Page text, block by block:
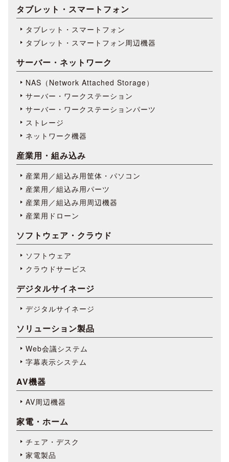
タブレット・スマートフォン
タブレット・スマートフォン
タブレット・スマートフォン周辺機器
サーバー・ネットワーク
NAS（Network Attached Storage）
サーバー・ワークステーション
サーバー・ワークステーションパーツ
ストレージ
ネットワーク機器
産業用・組み込み
産業用／組込み用筐体・パソコン
産業用／組込み用パーツ
産業用／組込み用周辺機器
産業用ドローン
ソフトウェア・クラウド
ソフトウェア
クラウドサービス
デジタルサイネージ
デジタルサイネージ
ソリューション製品
Web会議システム
字幕表⽰システム
AV機器
AV周辺機器
家電・ホーム
チェア・デスク
家電製品